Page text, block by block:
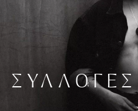
ΣΥΛΛΟΓΕΣ